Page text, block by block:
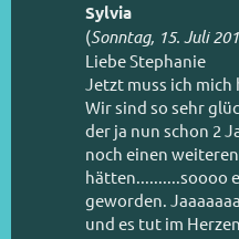
Sylvia
(Sonntag, 15. Juli
Liebe Stephanie
Jetzt muss ich mich
Wir sind so sehr
der ja nun schon 2
noch einen
hätten..........soooo
geworden.
und es tut im